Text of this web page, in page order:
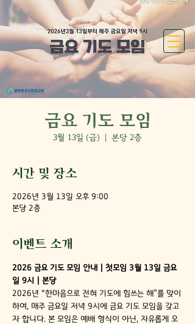
금요 기도 모임
3월 13일 (금) 본당 2층
시간 및 장소
2026년 3월 13일 오후 9:00
본당 2층
이벤트 소개
2026 금요 기도 모임 안내 | 첫모임 3월 13일 금요
일 9시 | 본당
2026년 “한마음으로 전혀 기도에 힘쓰는 해”를 맞이
하여, 매주 금요일 저녁 9시에 금요 기도 모임을 갖고
자 합니다. 본 모임은 예배 형식이 아닌, 자유롭게 오